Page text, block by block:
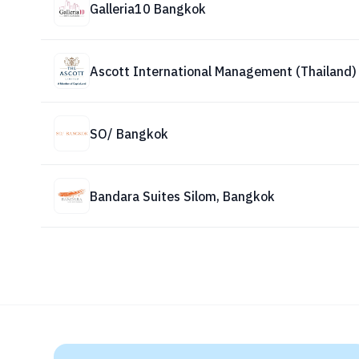
Galleria10 Bangkok
Ascott International Management
SO/ Bangkok
Bandara Suites Silom, Bangkok